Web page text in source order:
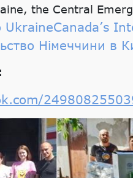
the Central
UkraineCanada’s
Німеччини в